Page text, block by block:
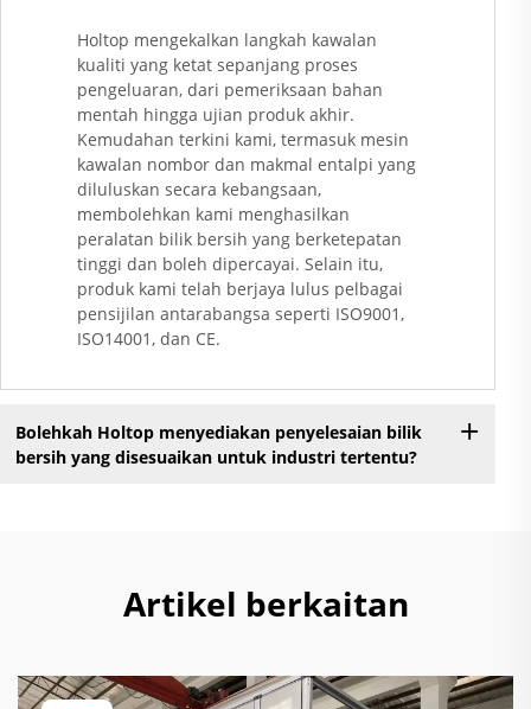
Holtop mengekalkan langkah kawalan
kualiti yang ketat sepanjang proses
pengeluaran, dari pemeriksaan bahan
mentah hingga ujian produk akhir.
Kemudahan terkini kami, termasuk mesin
kawalan nombor dan makmal entalpi yang
diluluskan secara kebangsaan,
membolehkan kami menghasilkan
peralatan bilik bersih yang berketepatan
tinggi dan boleh dipercayai. Selain itu,
produk kami telah berjaya lulus pelbagai
pensijilan antarabangsa seperti ISO9001,
ISO14001, dan CE.
Bolehkah Holtop menyediakan penyelesaian bilik
bersih yang disesuaikan untuk industri tertentu?
Artikel berkaitan